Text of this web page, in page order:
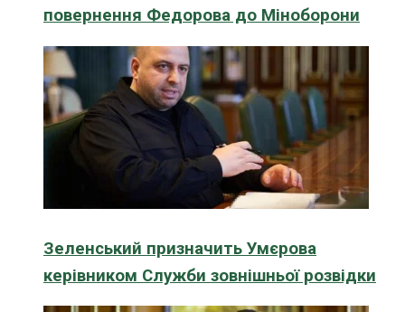
повернення Федорова до Міноборони
Зеленський призначить Умєрова
керівником Служби зовнішньої розвідки